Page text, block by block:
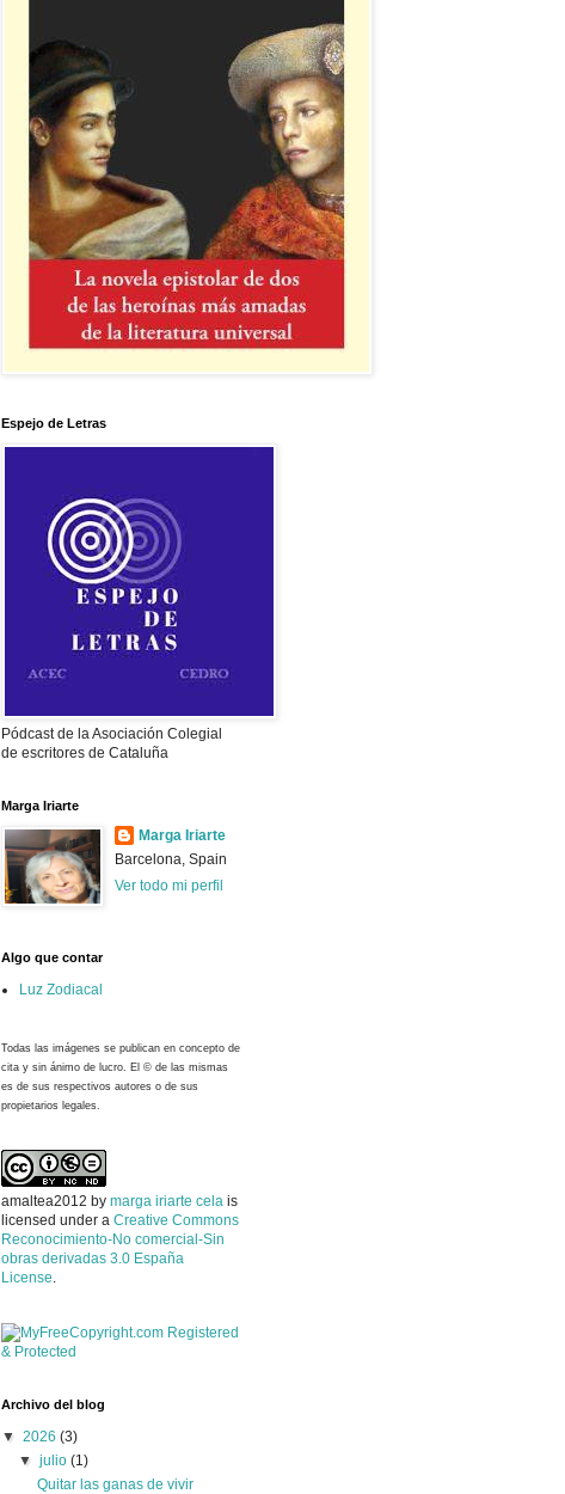
Espejo de Letras
Pódcast de la Asociación Colegial
de escritores de Cataluña
Marga Iriarte
Marga Iriarte
Barcelona, Spain
Ver todo mi perfil
Algo que contar
Luz Zodiacal
Todas las imágenes se publican en concepto de
cita y sin ánimo de lucro. El © de las mismas
es de sus respectivos autores o de sus
propietarios legales.
amaltea2012 by marga iriarte cela is
licensed under a Creative Commons
Reconocimiento-No comercial-Sin
obras derivadas 3.0 España
License.
Archivo del blog
▼ 2026 (3)
▼julio(1)
Quitar las ganas de vivir